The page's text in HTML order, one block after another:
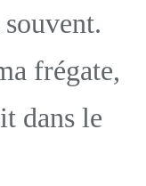
frégate,
dans le